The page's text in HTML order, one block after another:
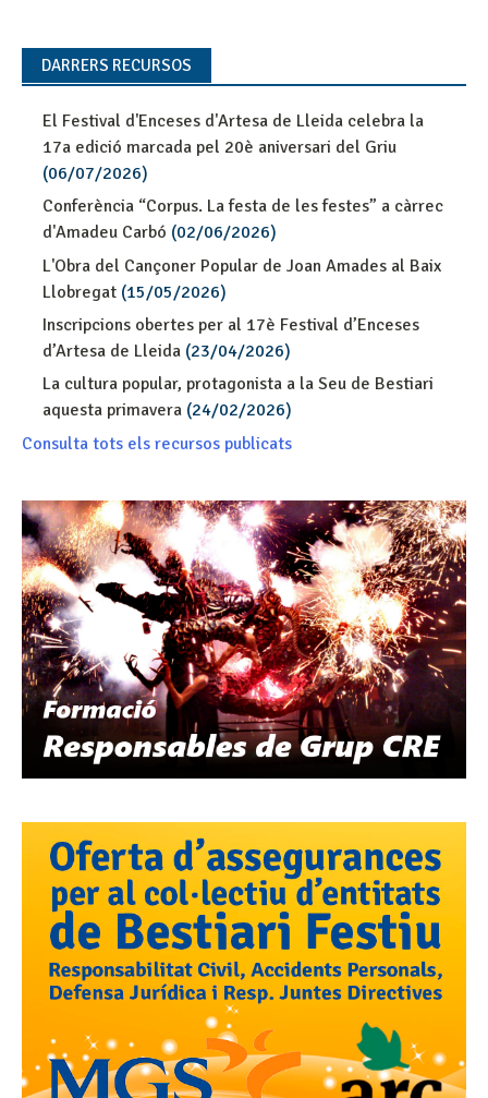
DARRERS RECURSOS
El Festival d'Enceses d'Artesa de Lleida celebra la
17a edició marcada pel 20è aniversari del Griu
(06/07/2026)
Conferència “Corpus. La festa de les festes” a càrrec
d'Amadeu Carbó (02/06/2026)
L'Obra del Cançoner Popular de Joan Amades al Baix
Llobregat (15/05/2026)
Inscripcions obertes per al 17è Festival d’Enceses
d’Artesa de Lleida (23/04/2026)
La cultura popular, protagonista a la Seu de Bestiari
aquesta primavera (24/02/2026)
Consulta tots els recursos publicats